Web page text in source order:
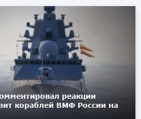
реакции
кораблей ВМФ России на